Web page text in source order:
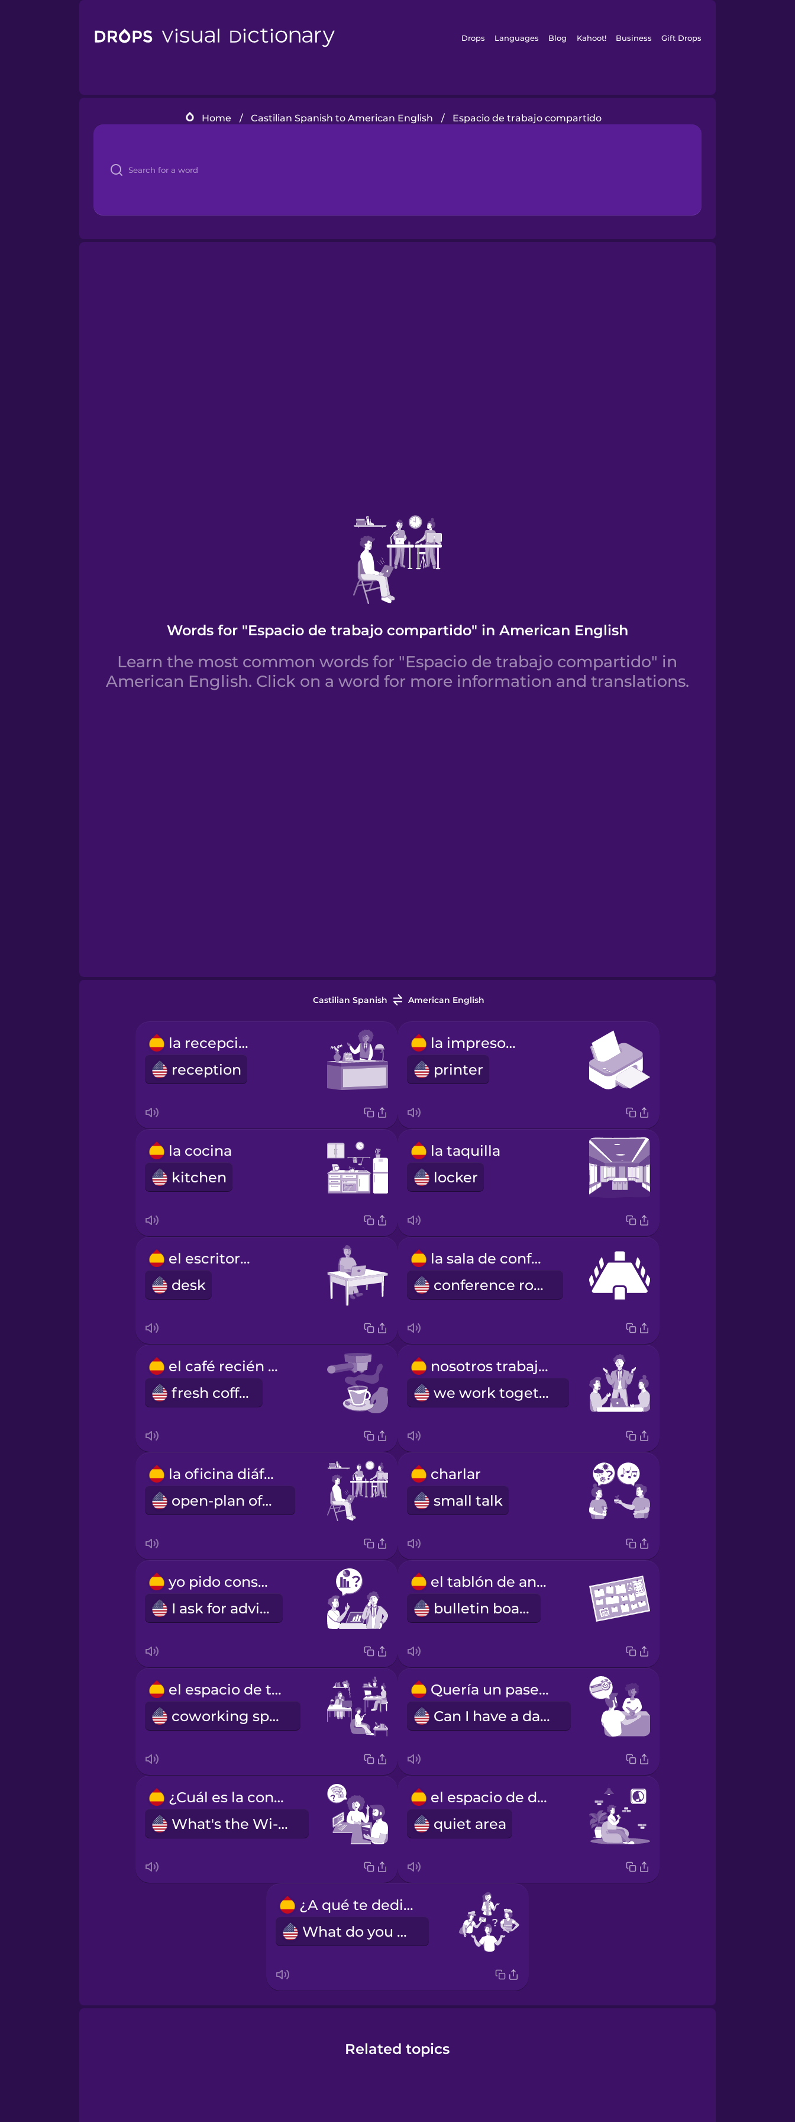
Drops Languages Blog Kahoot! Business Gift Drops
Home / Castilian Spanish to American English / Espacio de trabajo compartido
Words for "Espacio de trabajo compartido" in American English
Learn the most common words for "Espacio de trabajo compartido" in
American English. Click on a word for more information and translations.
Castilian Spanish American English
la recepción
reception
la impresora
printer
la cocina
kitchen
la taquilla
locker
el escritorio
desk
la sala de conferencias
conference room
el café recién hecho
fresh coffee
nosotros trabajamos juntos
we work together
la oficina diáfana
open-plan office
charlar
small talk
yo pido consejo
I ask for advice
el tablón de anuncios
bulletin board
el espacio de trabajo compartido
coworking space
Quería un pase de un día.
Can I have a day pass?
¿Cuál es la contraseña de la wifi?
What's the Wi-Fi password?
el espacio de descanso
quiet area
¿A qué te dedicas?
What do you do?
Related topics